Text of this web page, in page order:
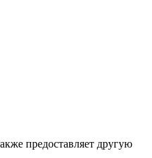
предоставляет другую